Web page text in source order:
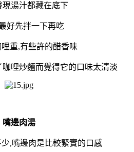
現湯汁都藏在底下
好先拌一下再吃
重,有些許的醋香味
哩炒麵而覺得它的口味太清淡
嘴邊肉湯
,嘴邊肉是比較緊實的口感